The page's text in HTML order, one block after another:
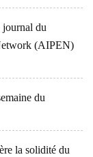
journal du
(AIPEN)
du
la solidité du